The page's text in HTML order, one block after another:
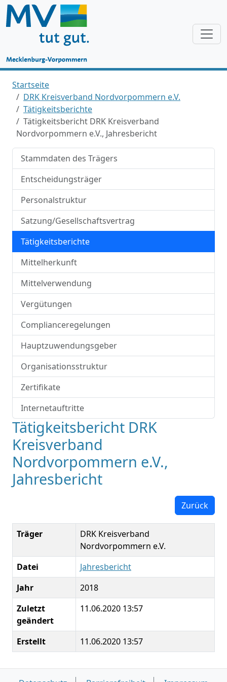
Startseite
DRK Kreisverband Nordvorpommern e.V.
Tätigkeitsberichte
Tätigkeitsbericht DRK Kreisverband
Nordvorpommern e.V., Jahresbericht
Stammdaten des Trägers
Entscheidungsträger
Personalstruktur
Satzung/Gesellschaftsvertrag
Tätigkeitsberichte
Mittelherkunft
Mittelverwendung
Vergütungen
Complianceregelungen
Hauptzuwendungsgeber
Organisationsstruktur
Zertifikate
Internetauftritte
Tätigkeitsbericht DRK
Kreisverband
Nordvorpommern e.V.,
Jahresbericht
Zurück
Träger
DRK Kreisverband
Nordvorpommern e.V.
Datei
Jahresbericht
Jahr
2018
Zuletzt
geändert
11.06.2020 13:57
Erstellt 11.06.2020 13:57